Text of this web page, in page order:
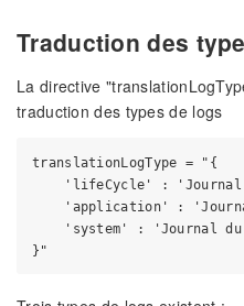
Traduction des
La directive
traduction des types de logs
translationLogType = "{
'lifeCycle' :
'application' :
'system' : 'Journal du